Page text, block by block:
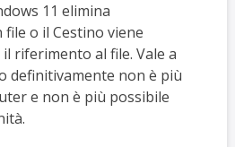
11 elimina
o il Cestino viene
riferimento al file. Vale a
definitivamente non è più
e non è più possibile